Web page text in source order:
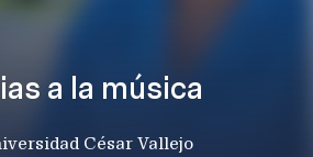
a la música
César Vallejo